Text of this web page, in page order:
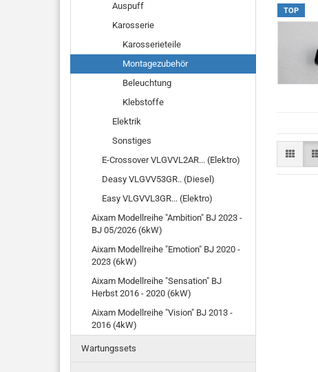
TOP
Auspuff
Karosserie
Karosserieteile
Montagezubehör
Beleuchtung
Klebstoffe
Elektrik
Sonstiges
E-Crossover VLGVVL2AR... (Elektro)
Deasy VLGVV53GR.. (Diesel)
Easy VLGVVL3GR... (Elektro)
Aixam Modellreihe "Ambition" BJ 2023 -
BJ 05/2026 (6kW)
Aixam Modellreihe "Emotion" BJ 2020 -
2023 (6kW)
Aixam Modellreihe "Sensation" BJ
Herbst 2016 - 2020 (6kW)
Aixam Modellreihe "Vision" BJ 2013 -
2016 (4kW)
Wartungssets